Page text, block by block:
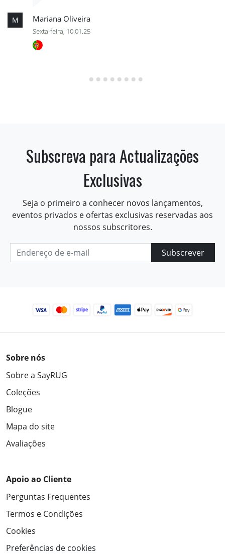
M Mariana Oliveira
Sexta-feira, 10.01.25
Subscreva para Actualizações
Exclusivas
Seja o primeiro a conhecer novos lançamentos,
eventos privados e ofertas exclusivas reservadas aos
nossos subscritores.
Subscrever
Sobre nós
Sobre a SayRUG
Coleções
Blogue
Mapa do site
Avaliações
Apoio ao Cliente
Perguntas Frequentes
Termos e Condições
Cookies
Preferências de cookies